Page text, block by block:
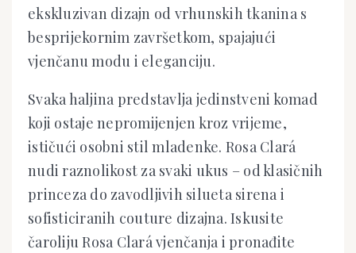
ekskluzivan dizajn od vrhunskih tkanina s
besprijekornim završetkom, spajajući
vjenčanu modu i eleganciju.
Svaka haljina predstavlja jedinstveni komad
koji ostaje nepromijenjen kroz vrijeme,
ističući osobni stil mladenke. Rosa Clará
nudi raznolikost za svaki ukus – od klasičnih
princeza do zavodljivih silueta sirena i
sofisticiranih couture dizajna. Iskusite
čaroliju Rosa Clará vjenčanja i pronađite